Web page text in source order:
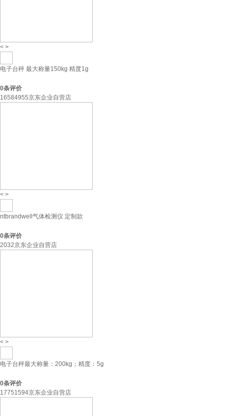
< >
电子台秤 最大称量150kg 精度1g
0条评价
16584955京东企业自营店
< >
ntbrandwell气体检测仪 定制款
0条评价
2032京东企业自营店
< >
电子台秤最大称量：200kg；精度：5g
0条评价
17751594京东企业自营店